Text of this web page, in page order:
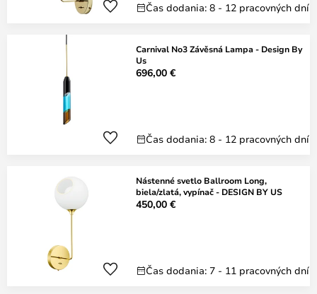
Čas dodania: 8 - 12 pracovných dní
Carnival No3 Závěsná Lampa - Design By
Us
696,00 €
Čas dodania: 8 - 12 pracovných dní
Nástenné svetlo Ballroom Long,
biela/zlatá, vypínač - DESIGN BY US
450,00 €
Čas dodania: 7 - 11 pracovných dní